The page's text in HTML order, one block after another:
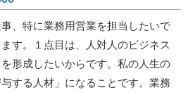
事、特に業務用営業を担当したいで
す。１点目は、人対人のビジネス
形成したいからです。私の人生の
する人材」になることです。業務